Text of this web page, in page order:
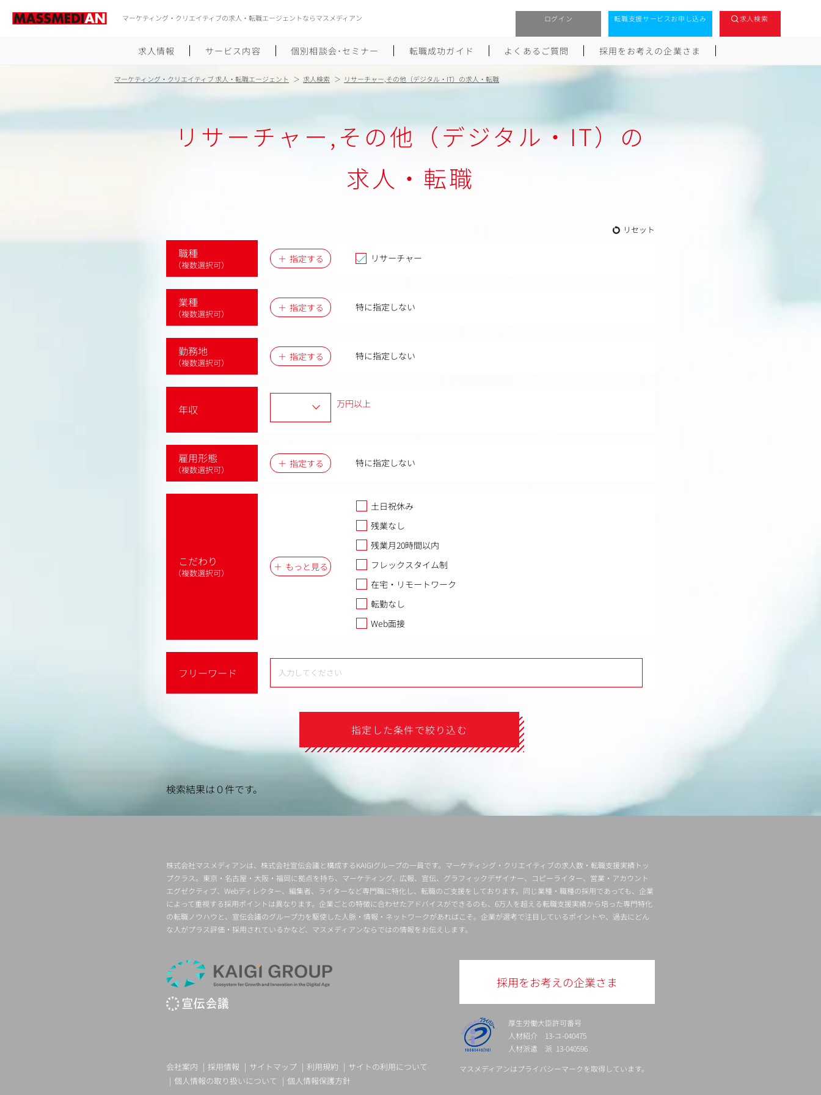
マーケティング・クリエイティブの求人・転職エージェントならマスメディアン ログイン 転職支援サービスお申し込み 求人検索
求人情報 サービス内容 個別相談会･セミナー 転職成功ガイド
履歴書のつくり方
ポートフォリオのつくり方
大手広告会社への転職
しゅふクリ･ママクリ転職
よくあるご質問 採用をお考えの企業さま
マーケティング・クリエイティブ 求人・転職エージェント 求人検索 リサーチャー,その他（デジタル・IT）の求人・転職
リサーチャー,その他（デジタル・IT）の
求人・転職
リセット
職種
（複数選択可）
指定する リサーチャー
業種
（複数選択可）
指定する 特に指定しない
勤務地
（複数選択可）
指定する 特に指定しない
年収 万円以上
雇用形態
（複数選択可）
指定する 特に指定しない
こだわり
（複数選択可）
もっと見る
土日祝休み
残業なし
残業月20時間以内
フレックスタイム制
在宅・リモートワーク
転勤なし
Web面接
フリーワード
指定した条件で絞り込む
検索結果は０件です。
株式会社マスメディアンは、株式会社宣伝会議と構成するKAIGIグループの一員です。マーケティング・クリエイティブの求人数・転職支援実績トッ
プクラス。東京・名古屋・大阪・福岡に拠点を持ち、マーケティング、広報、宣伝、グラフィックデザイナー、コピーライター、営業・アカウント
エグゼクティブ、Webディレクター、編集者、ライターなど専門職に特化し、転職のご支援をしております。同じ業種・職種の採用であっても、企業
によって重視する採用ポイントは異なります。企業ごとの特徴に合わせたアドバイスができるのも、6万人を超える転職支援実績から培った専門特化
の転職ノウハウと、宣伝会議のグループ力を駆使した人脈・情報・ネットワークがあればこそ。企業が選考で注目しているポイントや、過去にどん
な人がプラス評価・採用されているかなど、マスメディアンならではの情報をお伝えします。
採用をお考えの企業さま
厚生労働大臣許可番号
人材紹介 13-ユ-040475
人材派遣 派 13-040596
マスメディアンはプライバシーマークを取得しています。
会社案内 採用情報 サイトマップ 利用規約
サイトの利用について
個人情報の取り扱いについて
個人情報保護方針